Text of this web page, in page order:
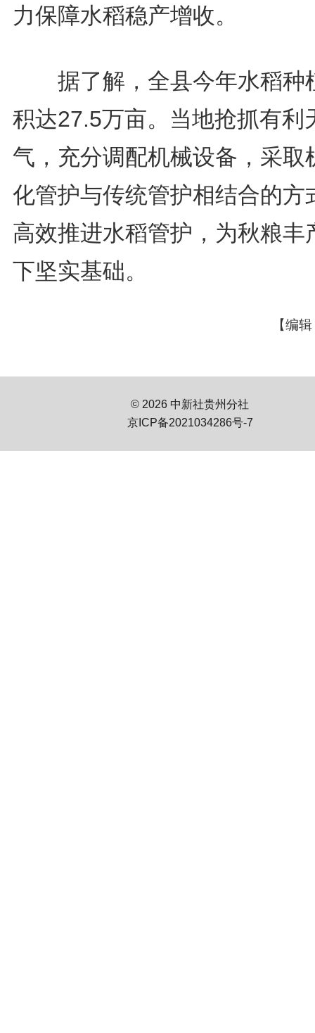
力保障水稻稳产增收。
据了解，全县今年水稻种
积达27.5万亩。当地抢抓有利
气，充分调配机械设备，采取
化管护与传统管护相结合的方
高效推进水稻管护，为秋粮丰
下坚实基础。
【编
© 2026 中新社贵州分社
京ICP备2021034286号-7